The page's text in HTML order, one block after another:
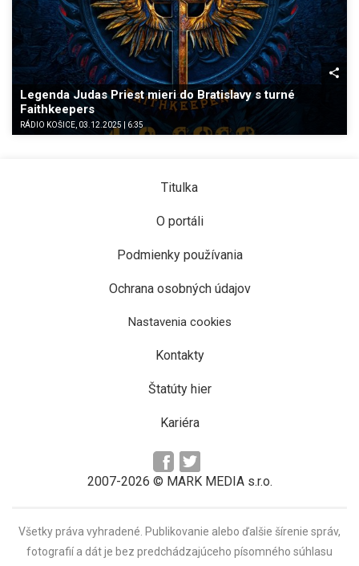
Legenda Judas Priest mieri do Bratislavy s turné
Faithkeepers
RÁDIO KOŠICE, 03.12.2025 | 6:35
Titulka
O portáli
Podmienky používania
Ochrana osobných údajov
Nastavenia cookies
Kontakty
Štatúty hier
Kariéra
2007-2026 © MARK MEDIA s.r.o.
Všetky práva vyhradené. Publikovanie alebo ďalšie šírenie správ,
fotografií a dát je bez predchádzajúceho písomného súhlasu